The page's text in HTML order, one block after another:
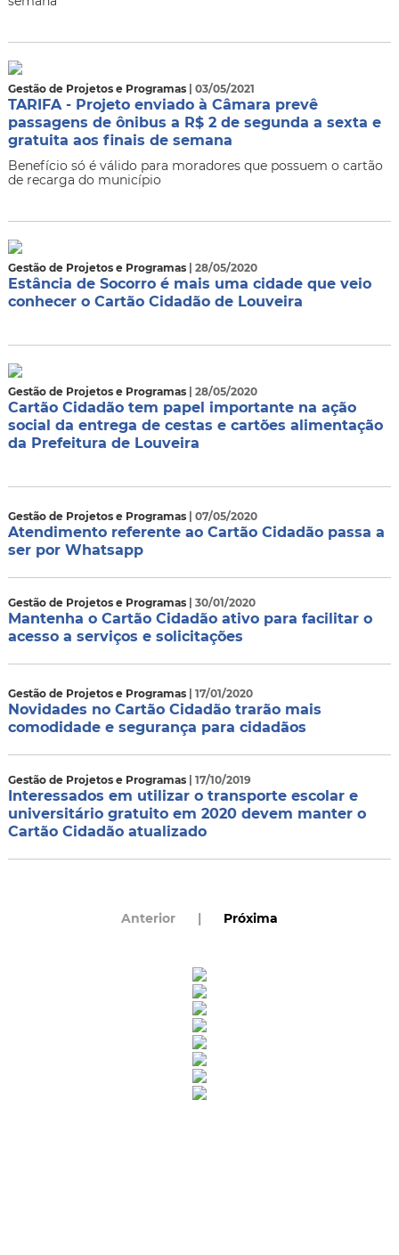
Gestão de Projetos e Programas | 03/05/2021
TARIFA - Projeto enviado à Câmara prevê
passagens de ônibus a R$ 2 de segunda a sexta e
gratuita aos finais de semana
Benefício só é válido para moradores que possuem o cartão
de recarga do município
Gestão de Projetos e Programas | 28/05/2020
Estância de Socorro é mais uma cidade que veio
conhecer o Cartão Cidadão de Louveira
Gestão de Projetos e Programas | 28/05/2020
Cartão Cidadão tem papel importante na ação
social da entrega de cestas e cartões alimentação
da Prefeitura de Louveira
Gestão de Projetos e Programas | 07/05/2020
Atendimento referente ao Cartão Cidadão passa a
ser por Whatsapp
Gestão de Projetos e Programas | 30/01/2020
Mantenha o Cartão Cidadão ativo para facilitar o
acesso a serviços e solicitações
Gestão de Projetos e Programas | 17/01/2020
Novidades no Cartão Cidadão trarão mais
comodidade e segurança para cidadãos
Gestão de Projetos e Programas | 17/10/2019
Interessados em utilizar o transporte escolar e
universitário gratuito em 2020 devem manter o
Cartão Cidadão atualizado
Anterior | Próxima